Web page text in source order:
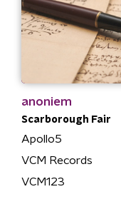
anoniem
Scarborough Fair
Apollo5
VCM Records
VCM123